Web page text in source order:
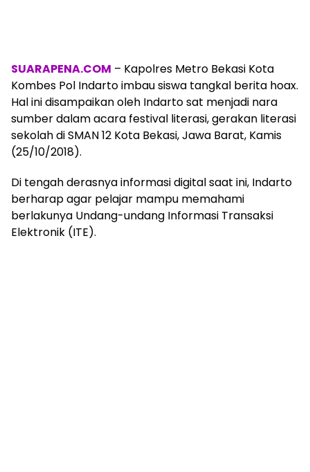
SUARAPENA.COM – Kapolres Metro Bekasi Kota
Kombes Pol Indarto imbau siswa tangkal berita hoax.
Hal ini disampaikan oleh Indarto sat menjadi nara
sumber dalam acara festival literasi, gerakan literasi
sekolah di SMAN 12 Kota Bekasi, Jawa Barat, Kamis
(25/10/2018).
Di tengah derasnya informasi digital saat ini, Indarto
berharap agar pelajar mampu memahami
berlakunya Undang-undang Informasi Transaksi
Elektronik (ITE).